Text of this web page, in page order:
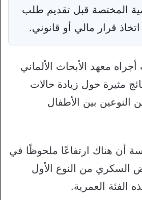
المختصة قبل تقديم طلب
قرار مالي أو قانوني.
معهد الأبحاث الألماني
مثيرة حول زيادة حالات
النوعين بين الأطفال
أن هناك ارتفاعًا ملحوظًا في
السكري من النوع الأول
الفئة العمرية.